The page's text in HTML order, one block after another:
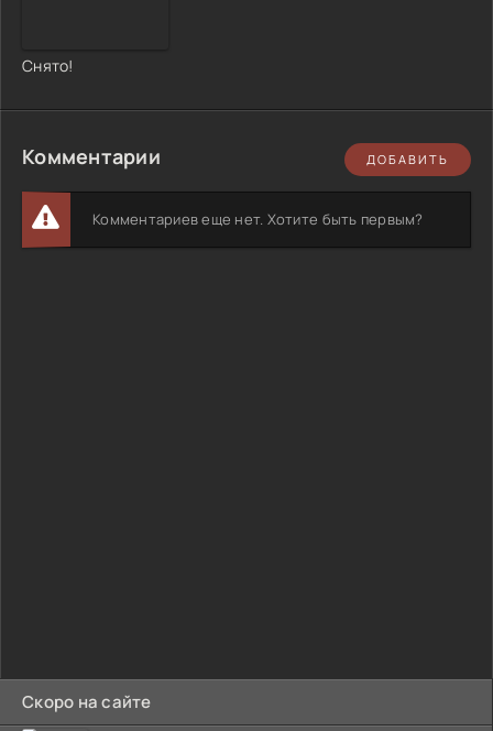
Скоро на сайте
Снято!
Комментарии ДОБАВИТЬ
Комментариев еще нет. Хотите быть первым?